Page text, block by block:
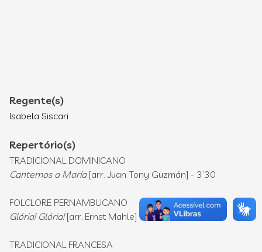
Regente(s)
Isabela Siscari
Repertório(s)
TRADICIONAL DOMINICANO
Cantemos a María[arr. Juan Tony Guzmán] - 3’30
FOLCLORE PERNAMBUCANO
Glória! Glória![arr. Ernst Mahle] - 1’30
TRADICIONAL FRANCESA